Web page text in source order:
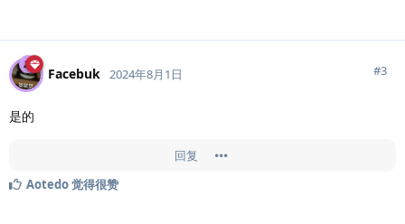
Facebuk 2024年8月1日 #3
是的
回复
Aotedo觉得很赞